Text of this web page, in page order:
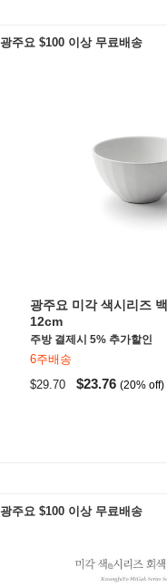
광주요 $100 이상 무료배송
광주요 미각 색시리즈
12cm
주방 결제시 5% 추가할인
6주배송
$29.70 $23.76 (20% off)
광주요 $100 이상 무료배송